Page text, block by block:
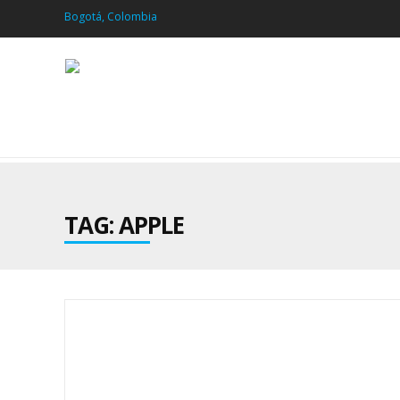
Bogotá, Colombia
TAG: APPLE